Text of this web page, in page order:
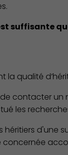
suffisante
la qualité
contacter
les
d'une